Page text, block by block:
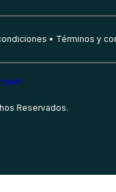
Términos y
Reservados.